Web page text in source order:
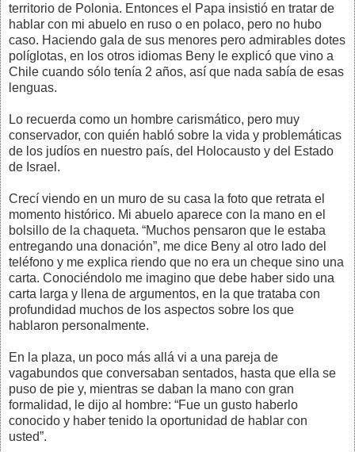
territorio de Polonia. Entonces el Papa insistió en tratar de
hablar con mi abuelo en ruso o en polaco, pero no hubo
caso. Haciendo gala de sus menores pero admirables dotes
políglotas, en los otros idiomas Beny le explicó que vino a
Chile cuando sólo tenía 2 años, así que nada sabía de esas
lenguas.
Lo recuerda como un hombre carismático, pero muy
conservador, con quién habló sobre la vida y problemáticas
de los judíos en nuestro país, del Holocausto y del Estado
de Israel.
Crecí viendo en un muro de su casa la foto que retrata el
momento histórico. Mi abuelo aparece con la mano en el
bolsillo de la chaqueta. “Muchos pensaron que le estaba
entregando una donación”, me dice Beny al otro lado del
teléfono y me explica riendo que no era un cheque sino una
carta. Conociéndolo me imagino que debe haber sido una
carta larga y llena de argumentos, en la que trataba con
profundidad muchos de los aspectos sobre los que
hablaron personalmente.
En la plaza, un poco más allá vi a una pareja de
vagabundos que conversaban sentados, hasta que ella se
puso de pie y, mientras se daban la mano con gran
formalidad, le dijo al hombre: “Fue un gusto haberlo
conocido y haber tenido la oportunidad de hablar con
usted”.